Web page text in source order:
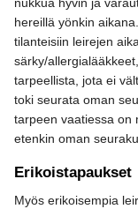
hereillä yönkin
tilanteisiin leirejen
särky/
tarpeellista, jota ei
toki seurata oman
tarpeen vaatiessa on
etenkin oman
Erikoistapaukset
Myös erikoisempia